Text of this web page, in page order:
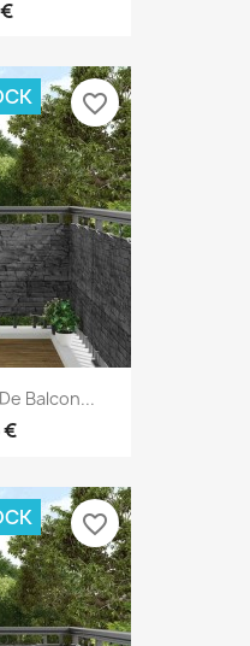
Balcon...
€
favorite_border
favorite_border